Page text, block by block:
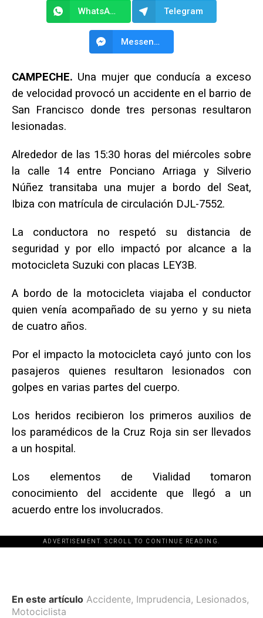
WhatsApp Telegram
Messenger
CAMPECHE. Una mujer que conducía a exceso
de velocidad provocó un accidente en el barrio de
San Francisco donde tres personas resultaron
lesionadas.
Alrededor de las 15:30 horas del miércoles sobre
la calle 14 entre Ponciano Arriaga y Silverio
Núñez transitaba una mujer a bordo del Seat,
Ibiza con matrícula de circulación DJL-7552.
La conductora no respetó su distancia de
seguridad y por ello impactó por alcance a la
motocicleta Suzuki con placas LEY3B.
A bordo de la motocicleta viajaba el conductor
quien venía acompañado de su yerno y su nieta
de cuatro años.
Por el impacto la motocicleta cayó junto con los
pasajeros quienes resultaron lesionados con
golpes en varias partes del cuerpo.
Los heridos recibieron los primeros auxilios de
los paramédicos de la Cruz Roja sin ser llevados
a un hospital.
Los elementos de Vialidad tomaron
conocimiento del accidente que llegó a un
acuerdo entre los involucrados.
ADVERTISEMENT. SCROLL TO CONTINUE READING.
En este artículo Accidente, Imprudencia, Lesionados,
Motociclista